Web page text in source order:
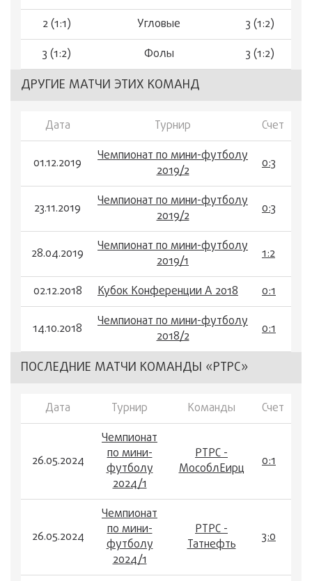
2 (1:1)
Угловые
3 (1:2)
3 (1:2)
Фолы 3 (1:2)
ДРУГИЕ МАТЧИ ЭТИХ КОМАНД
Дата Турнир Счет
01.12.2019
Чемпионат по мини-футболу
2019/2
0:3
23.11.2019
Чемпионат по мини-футболу
2019/2
0:3
28.04.2019
Чемпионат по мини-футболу
2019/1
1:2
02.12.2018 Кубок Конференции А 2018 0:1
14.10.2018
Чемпионат по мини-футболу
2018/2
0:1
ПОСЛЕДНИЕ МАТЧИ КОМАНДЫ «РТРС»
Дата Турнир Команды Счет
26.05.2024
Чемпионат
по мини-
футболу
2024/1
РТРС -
МособлЕирц
0:1
26.05.2024
Чемпионат
по мини-
футболу
2024/1
РТРС -
Татнефть
3:0